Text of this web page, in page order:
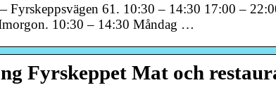
Fyrskeppsvägen 61. 10:30 – 14:30 17:00 –
10:30 – 14:30 Måndag …
Fyrskeppet Mat och